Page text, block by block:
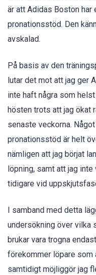
är att Adidas Boston har
pronationsstöd. Den
avskalad.
På basis av den
lutar det mot att jag ger
inte haft några som
hösten trots att jag ökat
senaste veckorna.
pronationsstöd är helt
nämligen att jag börjat
löpning, samt att jag
tidigare vid
I samband med detta
undersökning över vilka
brukar vara trogna
förekommer löpare som
samtidigt möjliggör jag